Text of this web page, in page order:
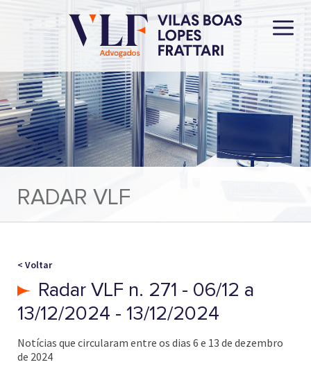
RADAR VLF
< Voltar
Radar VLF n. 271 - 06/12 a
13/12/2024 - 13/12/2024
Notícias que circularam entre os dias 6 e 13 de dezembro
de 2024